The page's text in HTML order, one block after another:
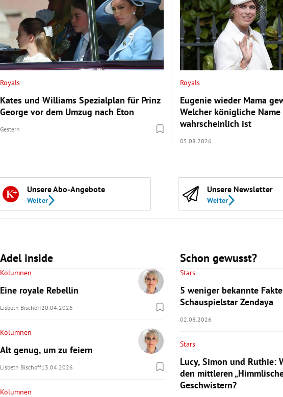
Royals
Kates und Williams Spezialplan für Prinz
George vor dem Umzug nach Eton
Gestern
Royals
Eugenie wieder Mama
Welcher königliche
wahrscheinlich ist
05.08.2026
Unsere Abo-Angebote
Weiter
Unsere Newsletter
Weiter
Adel inside
Kolumnen
Eine royale Rebellin
Lisbeth Bischoff20.04.2026
Kolumnen
Alt genug, um zu feiern
Lisbeth Bischoff13.04.2026
Kolumnen
Schon gewusst?
Stars
5 weniger bekannte
Schauspielstar Zendaya
02.08.2026
Stars
Lucy, Simon und Ruthie:
den mittleren
Geschwistern?